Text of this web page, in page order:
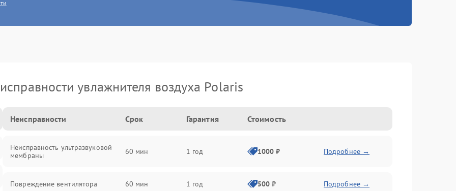
увлажнителя воздуха Polaris
Неисправности Срок Гарантия Стоимость
Неисправность ультразвуковой
мембраны
60 мин 1 год 1000 ₽ Подробнее →
Повреждение вентилятора 60 мин 1 год 500 ₽ Подробнее →